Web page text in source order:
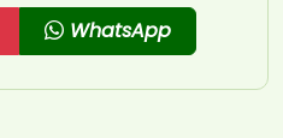
WhatsApp